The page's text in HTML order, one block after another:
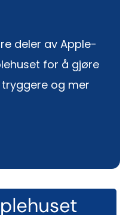
deler av Apple-
for å gjøre
og mer